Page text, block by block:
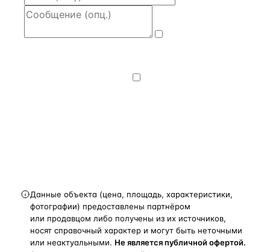
Данные объекта (цена, площадь, характеристики,
фотографии) предоставлены партнёром
или продавцом либо получены из их источников,
носят справочный характер и могут быть неточными
или неактуальными. Не является публичной офертой.